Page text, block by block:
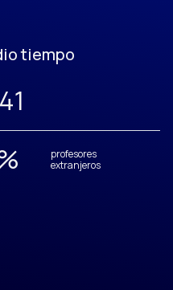
tiempo
profesores
extranjeros